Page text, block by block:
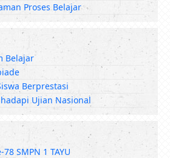
Proses Belajar
Belajar
Berprestasi
Ujian Nasional
SMPN 1 TAYU